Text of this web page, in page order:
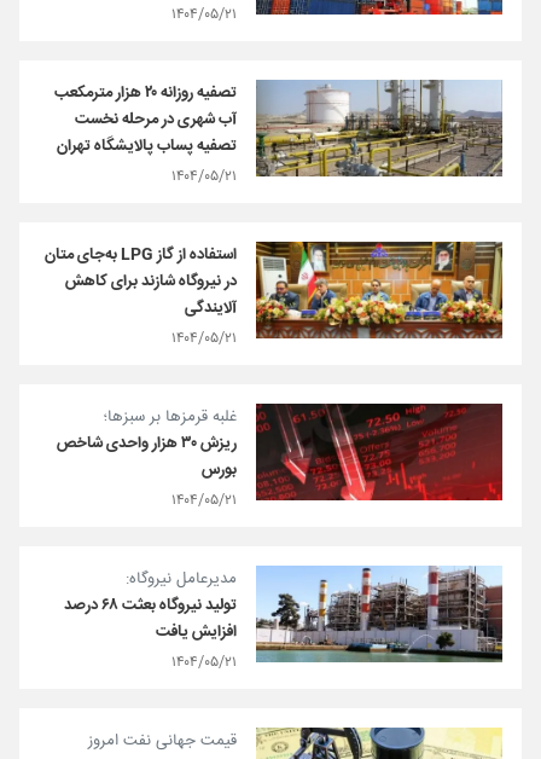
۱۴۰۴/۰۵/۲۱
تصفیه روزانه ۲۰ هزار مترمکعب
آب شهری در مرحله نخست
تصفیه پساب پالایشگاه تهران
۱۴۰۴/۰۵/۲۱
استفاده از گاز LPG به‌جای متان
در نیروگاه شازند برای کاهش
آلایندگی
۱۴۰۴/۰۵/۲۱
غلبه قرمزها بر سبزها؛
ریزش ۳۰ هزار واحدی شاخص
بورس
۱۴۰۴/۰۵/۲۱
مدیرعامل نیروگاه:
تولید نیروگاه بعثت ۶۸ درصد
افزایش یافت
۱۴۰۴/۰۵/۲۱
قیمت جهانی نفت امروز